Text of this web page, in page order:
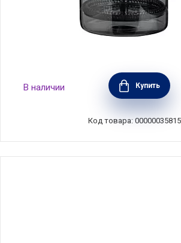
Френч-пресс 1 л,
серый, Anna Lafarg, ANLAF-
В наличии Купить
Код товара: 00000035815